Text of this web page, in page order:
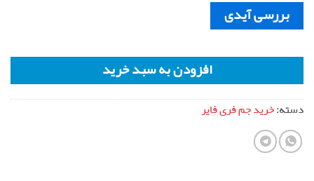
بررسی آیدی
افزودن به سبد خرید
دسته:خرید جم فری فایر